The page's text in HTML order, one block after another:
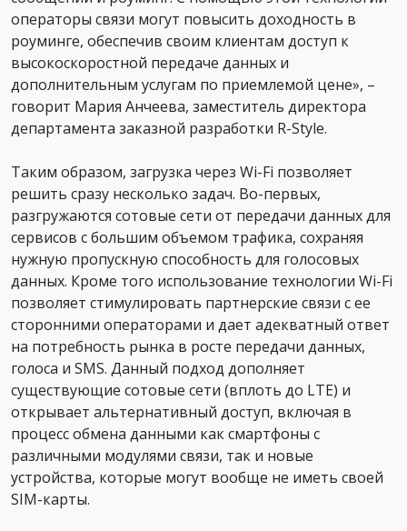
операторы связи могут повысить доходность в
роуминге, обеспечив своим клиентам доступ к
высокоскоростной передаче данных и
дополнительным услугам по приемлемой цене», –
говорит Мария Анчеева, заместитель директора
департамента заказной разработки R-Style.
Таким образом, загрузка через Wi-Fi позволяет
решить сразу несколько задач. Во-первых,
разгружаются сотовые сети от передачи данных для
сервисов с большим объемом трафика, сохраняя
нужную пропускную способность для голосовых
данных. Кроме того использование технологии Wi-Fi
позволяет стимулировать партнерские связи с ее
сторонними операторами и дает адекватный ответ
на потребность рынка в росте передачи данных,
голоса и SMS. Данный подход дополняет
существующие сотовые сети (вплоть до LTE) и
открывает альтернативный доступ, включая в
процесс обмена данными как смартфоны с
различными модулями связи, так и новые
устройства, которые могут вообще не иметь своей
SIM-карты.